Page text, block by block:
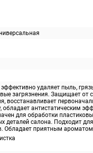
удаляет пыль,
загрязнения. Защищает от
восстанавливает
обладает антистатическим
для обработки
деталей салона. Подходит
Обладает приятным ароматом